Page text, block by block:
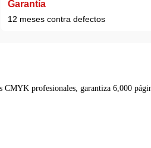
Garantía
12 meses contra defectos
profesionales, garantiza 6,000